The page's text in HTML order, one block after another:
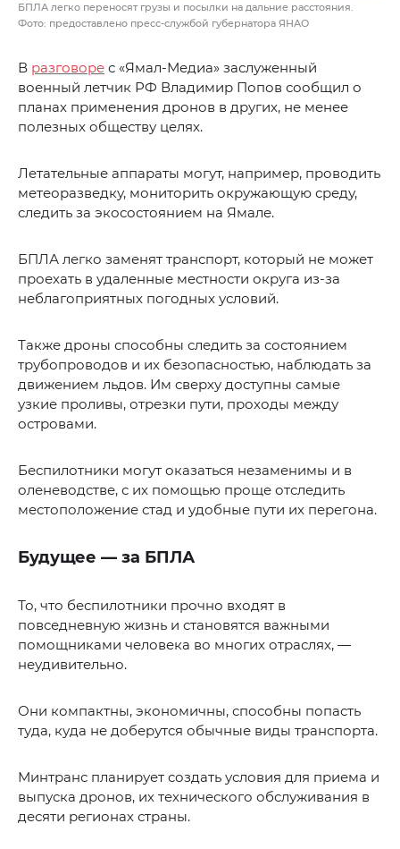
БПЛА легко переносят грузы и посылки на дальние расстояния.
Фото: предоставлено пресс-службой губернатора ЯНАО
В разговоре с «Ямал-Медиа» заслуженный
военный летчик РФ Владимир Попов сообщил о
планах применения дронов в других, не менее
полезных обществу целях.
Летательные аппараты могут, например, проводить
метеоразведку, мониторить окружающую среду,
следить за экосостоянием на Ямале.
БПЛА легко заменят транспорт, который не может
проехать в удаленные местности округа из-за
неблагоприятных погодных условий.
Также дроны способны следить за состоянием
трубопроводов и их безопасностью, наблюдать за
движением льдов. Им сверху доступны самые
узкие проливы, отрезки пути, проходы между
островами.
Беспилотники могут оказаться незаменимы и в
оленеводстве, с их помощью проще отследить
местоположение стад и удобные пути их перегона.
Будущее — за БПЛА
То, что беспилотники прочно входят в
повседневную жизнь и становятся важными
помощниками человека во многих отраслях, —
неудивительно.
Они компактны, экономичны, способны попасть
туда, куда не доберутся обычные виды транспорта.
Минтранс планирует создать условия для приема и
выпуска дронов, их технического обслуживания в
десяти регионах страны.